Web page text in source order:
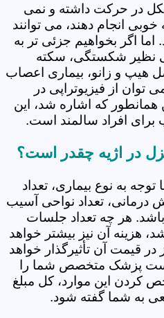
در حرکت داشته و نمی
خوبی انجام دهند، می توانند
اما اگر بخواهیم جزئی تر به
نظیر شکستگی، سکته
هیپ و زانو، بیماری اعصاب
از فیزیوتراپی در
همانطور که اشاره شد، این
برای افراد سالمند است.
در اژیه چقدر است؟
توجه به نوع بیماری، تعداد
درمانی، تعداد نواحی آسیب
هر چه تعداد جلسات
هزینه آن نیز بیشتر خواهد
قیمت آن تأثیرگذار خواهد
است پزشک متخصص شما را
کردن این موارد، کل مبلغ
به شما گفته شود.